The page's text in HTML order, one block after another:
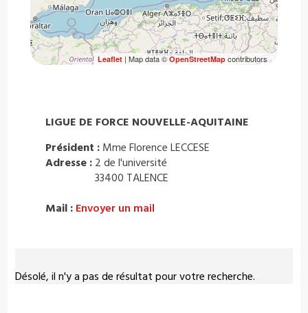
Désolé, il n'y a pas de résultat pour votre recherche.
Leaflet| Map data ©OpenStreetMapcontributors
LIGUE DE FORCE NOUVELLE-AQUITAINE
Président : Mme Florence LECCESE
Adresse : 2 de l'université
33400 TALENCE
Mail : Envoyer un mail